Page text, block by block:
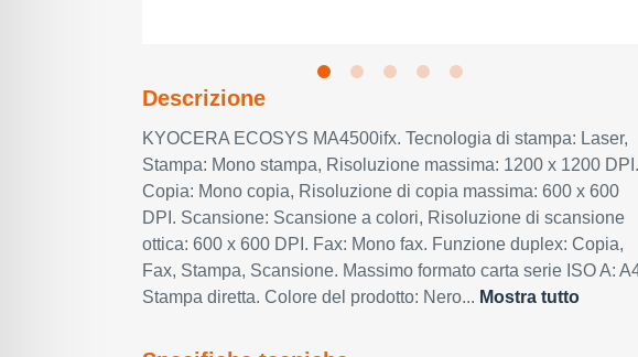
Descrizione
KYOCERA ECOSYS MA4500ifx. Tecnologia di stampa: Laser,
Stampa: Mono stampa, Risoluzione massima: 1200 x 1200 DPI.
Copia: Mono copia, Risoluzione di copia massima: 600 x 600
DPI. Scansione: Scansione a colori, Risoluzione di scansione
ottica: 600 x 600 DPI. Fax: Mono fax. Funzione duplex: Copia,
Fax, Stampa, Scansione. Massimo formato carta serie ISO A:
Stampa diretta. Colore del prodotto: Nero... Mostra tutto